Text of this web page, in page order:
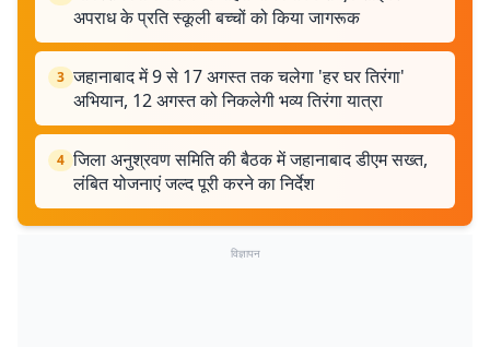
अपराध के प्रति स्कूली बच्चों को किया जागरूक
3 जहानाबाद में 9 से 17 अगस्त तक चलेगा 'हर घर तिरंगा'
अभियान, 12 अगस्त को निकलेगी भव्य तिरंगा यात्रा
4 जिला अनुश्रवण समिति की बैठक में जहानाबाद डीएम सख्त,
लंबित योजनाएं जल्द पूरी करने का निर्देश
विज्ञापन